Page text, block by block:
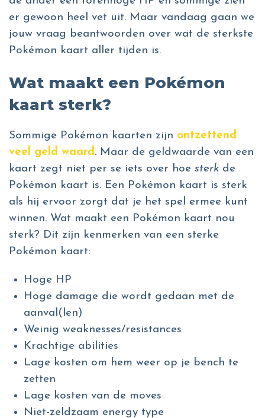
er gewoon heel vet uit. Maar vandaag gaan we
jouw vraag beantwoorden over wat de sterkste
Pokémon kaart aller tijden is.
Wat maakt een Pokémon
kaart sterk?
Sommige Pokémon kaarten zijn ontzettend
veel geld waard . Maar de geldwaarde van een
kaart zegt niet per se iets over hoe sterk de
Pokémon kaart is. Een Pokémon kaart is sterk
als hij ervoor zorgt dat je het spel ermee kunt
winnen. Wat maakt een Pokémon kaart nou
sterk? Dit zijn kenmerken van een sterke
Pokémon kaart:
Hoge HP
Hoge damage die wordt gedaan met de
aanval(len)
Weinig weaknesses/resistances
Krachtige abilities
Lage kosten om hem weer op je bench te
zetten
Lage kosten van de moves
Niet-zeldzaam energy type